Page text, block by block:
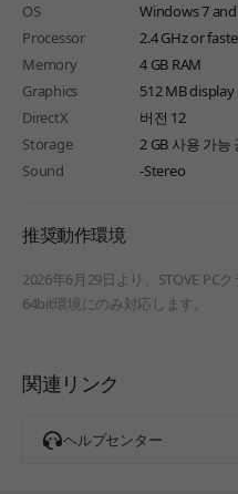
OS
Windows 7
Processor
2.4 GHz or
Memory
4 GB RAM
Graphics
512 MB
DirectX
버전 12
Storage
2 GB 사용 가능
Sound
-Stereo
推奨動作環境
2026年6月29日より、STOVE PC
64bit環境にのみ対応します。
関連リンク
ヘルプセンター